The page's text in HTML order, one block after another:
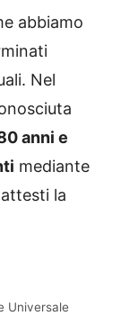
abbiamo
Nel
anni e
mediante
la
Universale